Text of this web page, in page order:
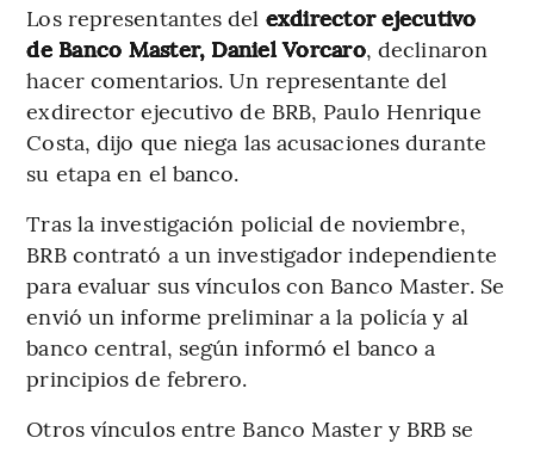
Los representantes del exdirector ejecutivo
de Banco Master, Daniel Vorcaro, declinaron
hacer comentarios. Un representante del
exdirector ejecutivo de BRB, Paulo Henrique
Costa, dijo que niega las acusaciones durante
su etapa en el banco.
Tras la investigación policial de noviembre,
BRB contrató a un investigador independiente
para evaluar sus vínculos con Banco Master. Se
envió un informe preliminar a la policía y al
banco central, según informó el banco a
principios de febrero.
Otros vínculos entre Banco Master y BRB se